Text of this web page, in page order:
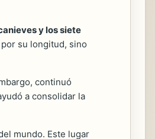
y los siete
su longitud, sino
continuó
a consolidar la
mundo. Este lugar